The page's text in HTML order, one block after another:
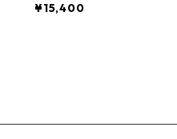
¥15,400